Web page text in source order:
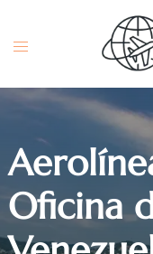
content
Toggle
Oficina